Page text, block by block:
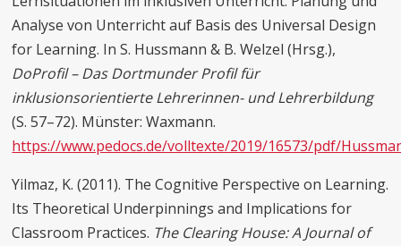
Analyse von Unterricht auf Basis des Universal Design
for Learning. In S. Hussmann & B. Welzel (Hrsg.),
DoProfil – Das Dortmunder Profil für
inklusionsorientierte Lehrerinnen- und Lehrerbildung
(S. 57–72). Münster: Waxmann.
https://www.pedocs.de/volltexte/2019/16573/pdf/
Yilmaz, K. (2011). The Cognitive Perspective on Learning.
Its Theoretical Underpinnings and Implications for
Classroom Practices. The Clearing House: A Journal of